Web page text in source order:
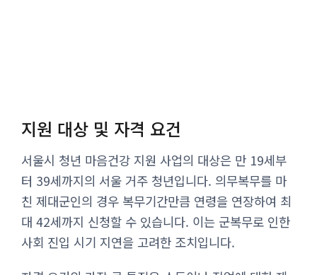
지원 대상 및 자격 요건
서울시 청년 마음건강 지원 사업의 대상은 만 19세부
터 39세까지의 서울 거주 청년입니다. 의무복무를 마
친 제대군인의 경우 복무기간만큼 연령을 연장하여 최
대 42세까지 신청할 수 있습니다. 이는 군복무로 인한
사회 진입 시기 지연을 고려한 조치입니다.